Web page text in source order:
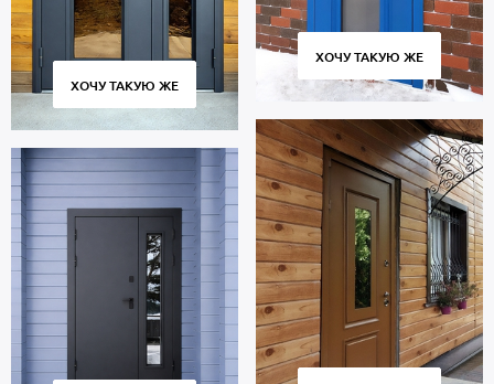
ХОЧУ ТАКУЮ ЖЕ
ХОЧУ ТАКУЮ ЖЕ